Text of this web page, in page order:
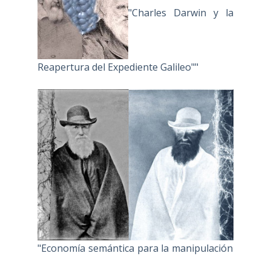
"Charles Darwin y la
Reapertura del Expediente Galileo""
"Economía semántica para la manipulación